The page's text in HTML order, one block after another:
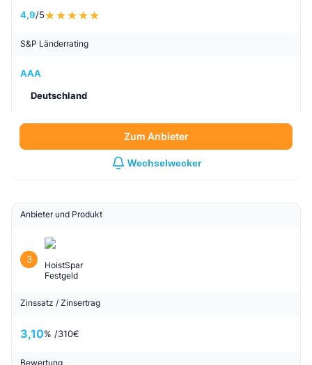
4,9/5
S&P Länderrating
AAA
Deutschland
Zum Anbieter
Wechselwecker
Anbieter und Produkt
3
HoistSpar
Festgeld
Zinssatz / Zinsertrag
3,10% /310€
Bewertung